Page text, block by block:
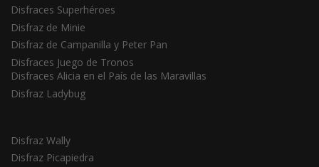
Disfraces Superhéroes
Disfraz de Minie
Disfraz de Campanilla y Peter Pan
Disfraces Juego de Tronos
Disfraces Alicia en el País de las Maravillas
Disfraz Ladybug
Disfraz Wally
Disfraz Picapiedra